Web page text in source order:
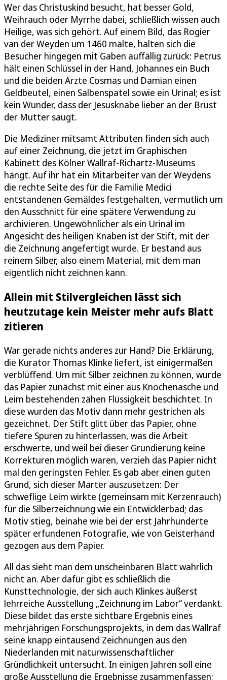
Wer das Christuskind besucht, hat besser Gold,
Weihrauch oder Myrrhe dabei, schließlich wissen auch
Heilige, was sich gehört. Auf einem Bild, das Rogier
van der Weyden um 1460 malte, halten sich die
Besucher hingegen mit Gaben auffällig zurück: Petrus
hält einen Schlüssel in der Hand, Johannes ein Buch
und die beiden Ärzte Cosmas und Damian einen
Geldbeutel, einen Salbenspatel sowie ein Urinal; es ist
kein Wunder, dass der Jesusknabe lieber an der Brust
der Mutter saugt.
Die Mediziner mitsamt Attributen finden sich auch
auf einer Zeichnung, die jetzt im Graphischen
Kabinett des Kölner Wallraf-Richartz-Museums
hängt. Auf ihr hat ein Mitarbeiter van der Weydens
die rechte Seite des für die Familie Medici
entstandenen Gemäldes festgehalten, vermutlich um
den Ausschnitt für eine spätere Verwendung zu
archivieren. Ungewöhnlicher als ein Urinal im
Angesicht des heiligen Knaben ist der Stift, mit der
die Zeichnung angefertigt wurde. Er bestand aus
reinem Silber, also einem Material, mit dem man
eigentlich nicht zeichnen kann.
Allein mit Stilvergleichen lässt sich
heutzutage kein Meister mehr aufs Blatt
zitieren
War gerade nichts anderes zur Hand? Die Erklärung,
die Kurator Thomas Klinke liefert, ist einigermaßen
verblüffend. Um mit Silber zeichnen zu können, wurde
das Papier zunächst mit einer aus Knochenasche und
Leim bestehenden zähen Flüssigkeit beschichtet. In
diese wurden das Motiv dann mehr gestrichen als
gezeichnet. Der Stift glitt über das Papier, ohne
tiefere Spuren zu hinterlassen, was die Arbeit
erschwerte, und weil bei dieser Grundierung keine
Korrekturen möglich waren, verzieh das Papier nicht
mal den geringsten Fehler. Es gab aber einen guten
Grund, sich dieser Marter auszusetzen: Der
schweflige Leim wirkte (gemeinsam mit Kerzenrauch)
für die Silberzeichnung wie ein Entwicklerbad; das
Motiv stieg, beinahe wie bei der erst Jahrhunderte
später erfundenen Fotografie, wie von Geisterhand
gezogen aus dem Papier.
All das sieht man dem unscheinbaren Blatt wahrlich
nicht an. Aber dafür gibt es schließlich die
Kunsttechnologie, der sich auch Klinkes äußerst
lehrreiche Ausstellung „Zeichnung im Labor“ verdankt.
Diese bildet das erste sichtbare Ergebnis eines
mehrjährigen Forschungsprojekts, in dem das Wallraf
seine knapp eintausend Zeichnungen aus den
Niederlanden mit naturwissenschaftlicher
Gründlichkeit untersucht. In einigen Jahren soll eine
große Ausstellung die Ergebnisse zusammenfassen;